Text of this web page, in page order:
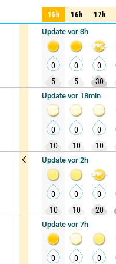
Detaillierte
15h 16h 17h
15h 16h 17h
Update vor 3h
0 0 0
5
5 30
Update vor 18min
0 0 0
10
10 10
Update vor 2h
0 0 0
10
10 20
Update vor 7h
0 0 0